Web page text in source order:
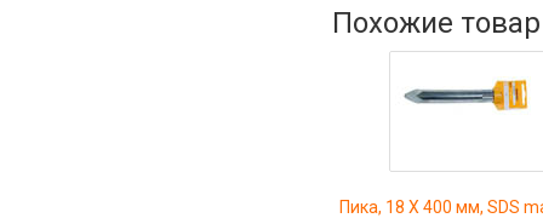
Похожие
Пика, 18 Х 400 мм, SDS